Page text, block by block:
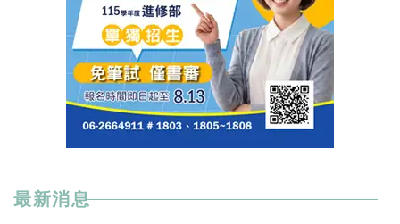
最新消息